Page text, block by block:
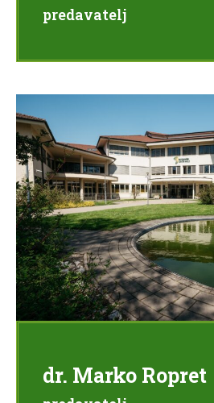
predavatelj
dr. Marko Ropret